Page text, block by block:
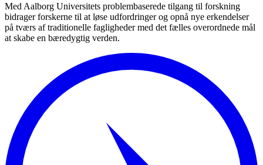
Med Aalborg Universitets problembaserede tilgang til forskning
bidrager forskerne til at løse udfordringer og opnå nye erkendelser
på tværs af traditionelle fagligheder med det fælles overordnede mål
at skabe en bæredygtig verden.